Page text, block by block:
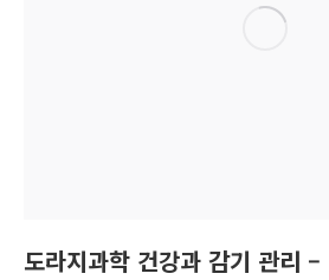
도라지과학 건강과 감기 관리